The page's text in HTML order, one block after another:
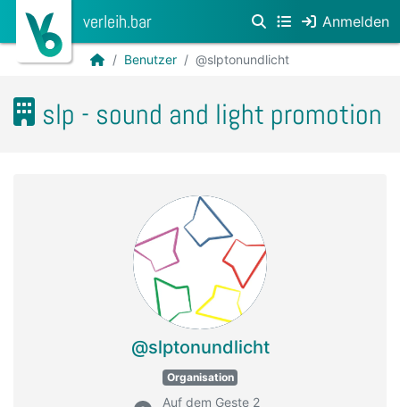
verleih.bar Anmelden
Benutzer @slptonundlicht
slp - sound and light promotion
@slptonundlicht
Organisation
Auf dem Geste 2